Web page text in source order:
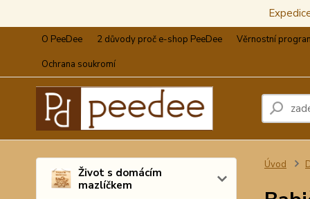
O PeeDee 2 důvody proč e-shop PeeDee Věrnostní
Ochrana soukromí
Život s domácím
mazlíčkem
Úvod